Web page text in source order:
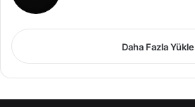
Daha Fazla Yükle